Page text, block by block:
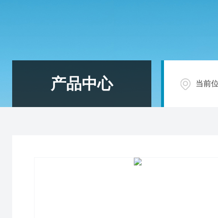
产品中心 当前